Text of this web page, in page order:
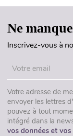
Ne
Inscrivez-vous à
Votre adresse de
envoyer les lettres
pouvez à tout
intégré dans la
vos données et